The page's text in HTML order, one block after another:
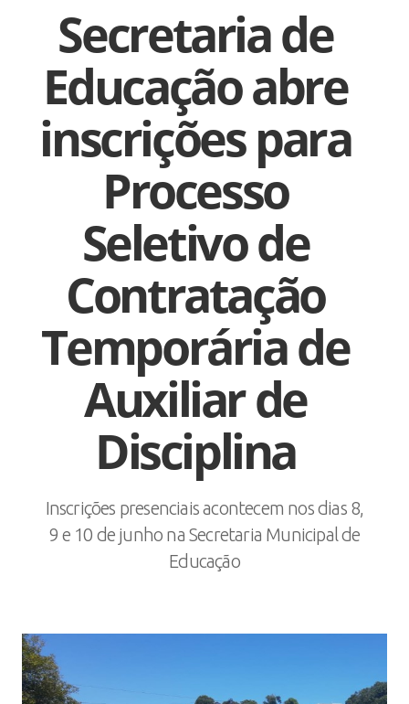
Secretaria de
Educação abre
inscrições para
Processo
Seletivo de
Contratação
Temporária de
Auxiliar de
Disciplina
Inscrições presenciais acontecem nos dias 8,
9 e 10 de junho na Secretaria Municipal de
Educação